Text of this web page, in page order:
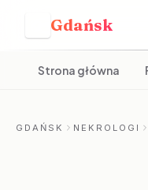
Gdańsk
Strona główna
GDAŃSK NEKROLOGI